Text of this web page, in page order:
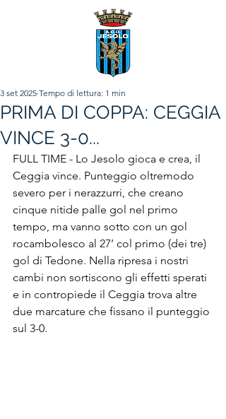
PRIMA DI COPPA: CEGGIA
VINCE 3-0...
3 set 2025 Tempo di lettura: 1 min
FULL TIME - Lo Jesolo gioca e crea, il
Ceggia vince. Punteggio oltremodo
severo per i nerazzurri, che creano
cinque nitide palle gol nel primo
tempo, ma vanno sotto con un gol
rocambolesco al 27’ col primo (dei tre)
gol di Tedone. Nella ripresa i nostri
cambi non sortiscono gli effetti sperati
e in contropiede il Ceggia trova altre
due marcature che fissano il punteggio
sul 3-0.